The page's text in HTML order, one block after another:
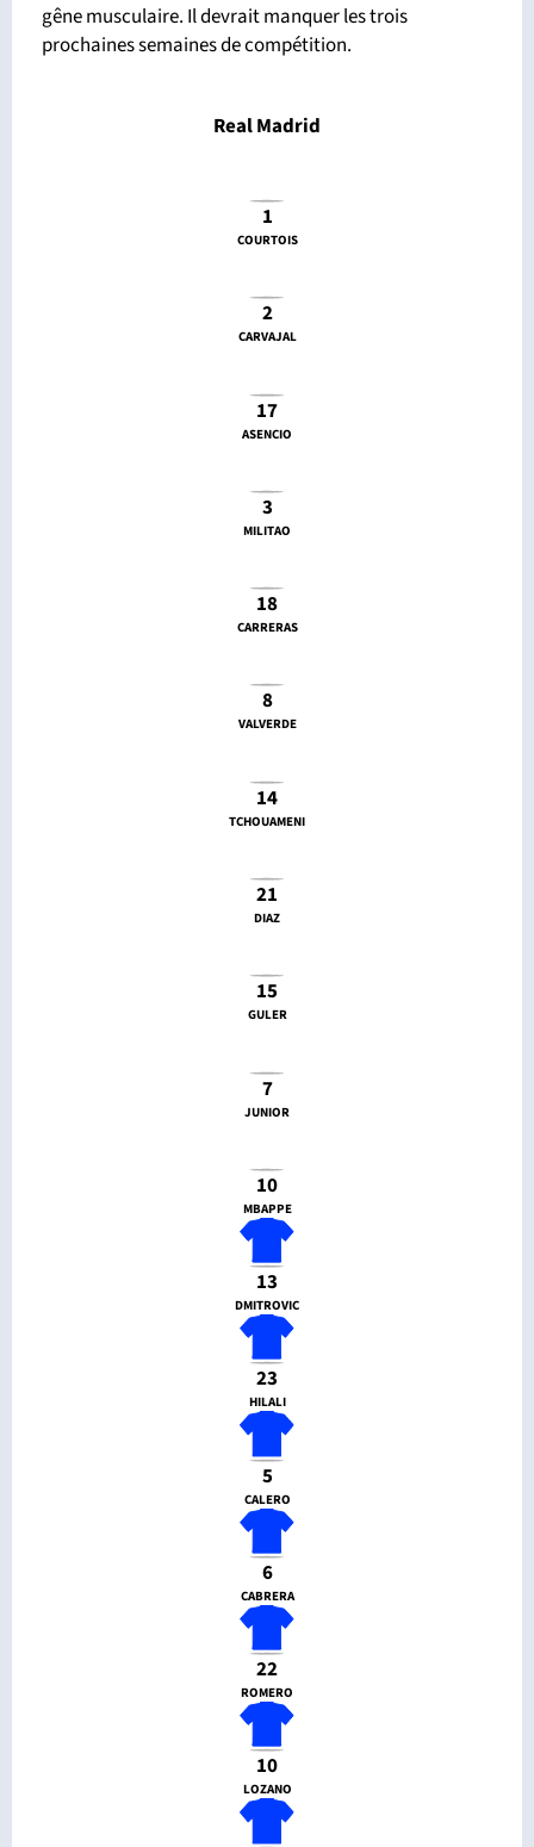
gêne musculaire. Il devrait manquer les trois
prochaines semaines de compétition.
Real Madrid
1
COURTOIS
2
CARVAJAL
17
ASENCIO
3
MILITAO
18
CARRERAS
8
VALVERDE
14
TCHOUAMENI
21
DIAZ
15
GULER
7
JUNIOR
10
MBAPPE
13
DMITROVIC
23
HILALI
5
CALERO
6
CABRERA
22
ROMERO
10
LOZANO